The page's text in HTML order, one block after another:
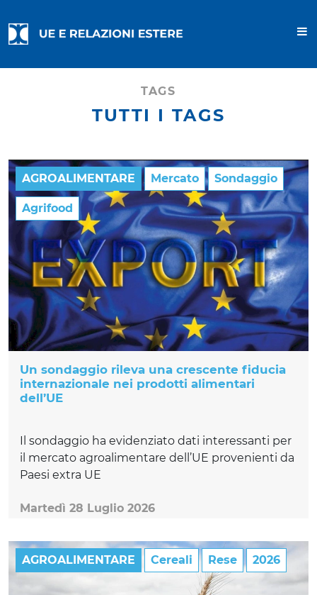
TAGS
TUTTI I TAGS
AGROALIMENTARE Mercato Sondaggio
Agrifood
Un sondaggio rileva una crescente fiducia
internazionale nei prodotti alimentari
dell’UE
Il sondaggio ha evidenziato dati interessanti per
il mercato agroalimentare dell’UE provenienti da
Paesi extra UE
Martedì 28 Luglio 2026
AGROALIMENTARE Cereali Rese 2026